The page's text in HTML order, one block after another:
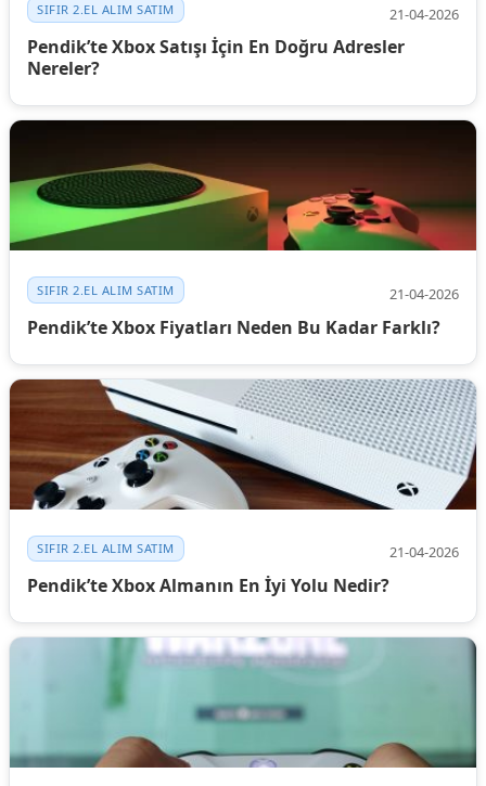
SIFIR 2.EL ALIM SATIM 21-04-2026
Pendik’te Xbox Satışı İçin En Doğru Adresler
Nereler?
SIFIR 2.EL ALIM SATIM 21-04-2026
Pendik’te Xbox Fiyatları Neden Bu Kadar Farklı?
SIFIR 2.EL ALIM SATIM 21-04-2026
Pendik’te Xbox Almanın En İyi Yolu Nedir?